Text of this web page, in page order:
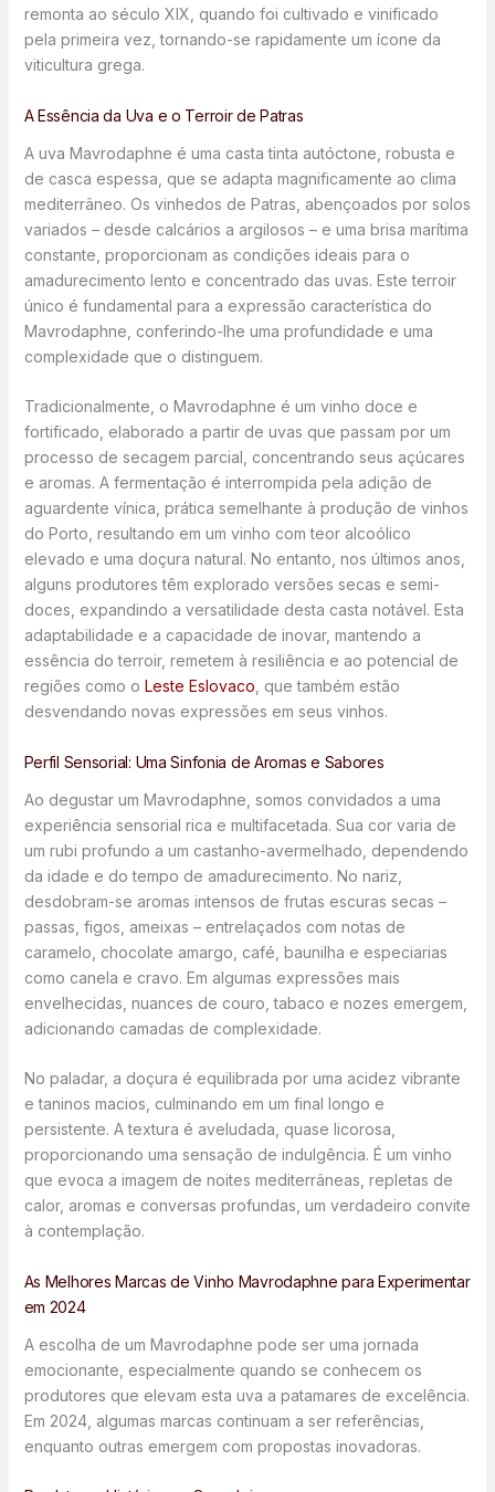
remonta ao século XIX, quando foi cultivado e vinificado
pela primeira vez, tornando-se rapidamente um ícone da
viticultura grega.
A Essência da Uva e o Terroir de Patras
A uva Mavrodaphne é uma casta tinta autóctone, robusta e
de casca espessa, que se adapta magnificamente ao clima
mediterrâneo. Os vinhedos de Patras, abençoados por solos
variados – desde calcários a argilosos – e uma brisa marítima
constante, proporcionam as condições ideais para o
amadurecimento lento e concentrado das uvas. Este terroir
único é fundamental para a expressão característica do
Mavrodaphne, conferindo-lhe uma profundidade e uma
complexidade que o distinguem.
Tradicionalmente, o Mavrodaphne é um vinho doce e
fortificado, elaborado a partir de uvas que passam por um
processo de secagem parcial, concentrando seus açúcares
e aromas. A fermentação é interrompida pela adição de
aguardente vínica, prática semelhante à produção de vinhos
do Porto, resultando em um vinho com teor alcoólico
elevado e uma doçura natural. No entanto, nos últimos anos,
alguns produtores têm explorado versões secas e semi-
doces, expandindo a versatilidade desta casta notável. Esta
adaptabilidade e a capacidade de inovar, mantendo a
essência do terroir, remetem à resiliência e ao potencial de
regiões como o Leste Eslovaco, que também estão
desvendando novas expressões em seus vinhos.
Perfil Sensorial: Uma Sinfonia de Aromas e Sabores
Ao degustar um Mavrodaphne, somos convidados a uma
experiência sensorial rica e multifacetada. Sua cor varia de
um rubi profundo a um castanho-avermelhado, dependendo
da idade e do tempo de amadurecimento. No nariz,
desdobram-se aromas intensos de frutas escuras secas –
passas, figos, ameixas – entrelaçados com notas de
caramelo, chocolate amargo, café, baunilha e especiarias
como canela e cravo. Em algumas expressões mais
envelhecidas, nuances de couro, tabaco e nozes emergem,
adicionando camadas de complexidade.
No paladar, a doçura é equilibrada por uma acidez vibrante
e taninos macios, culminando em um final longo e
persistente. A textura é aveludada, quase licorosa,
proporcionando uma sensação de indulgência. É um vinho
que evoca a imagem de noites mediterrâneas, repletas de
calor, aromas e conversas profundas, um verdadeiro convite
à contemplação.
As Melhores Marcas de Vinho Mavrodaphne para Experimentar
em 2024
A escolha de um Mavrodaphne pode ser uma jornada
emocionante, especialmente quando se conhecem os
produtores que elevam esta uva a patamares de excelência.
Em 2024, algumas marcas continuam a ser referências,
enquanto outras emergem com propostas inovadoras.